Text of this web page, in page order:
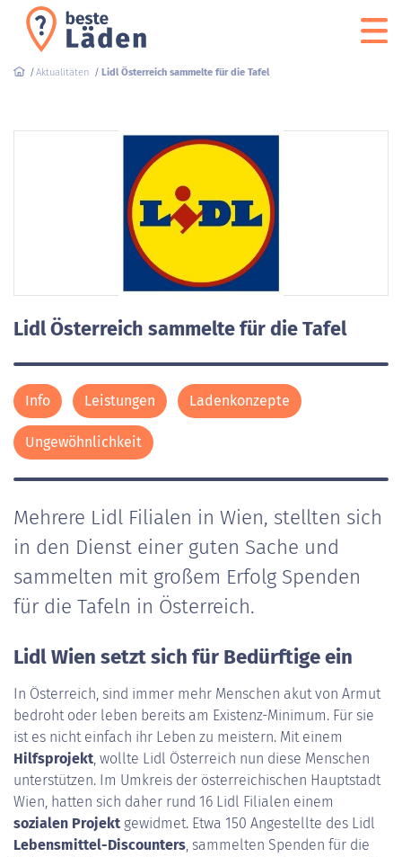
Aktualitäten Lidl Österreich sammelte für die Tafel
Lidl Österreich sammelte für die Tafel
Info Leistungen Ladenkonzepte
Ungewöhnlichkeit
Mehrere Lidl Filialen in Wien, stellten sich
in den Dienst einer guten Sache und
sammelten mit großem Erfolg Spenden
für die Tafeln in Österreich.
Lidl Wien setzt sich für Bedürftige ein
In Österreich, sind immer mehr Menschen akut von Armut
bedroht oder leben bereits am Existenz-Minimum. Für sie
ist es nicht einfach ihr Leben zu meistern. Mit einem
Hilfsprojekt, wollte Lidl Österreich nun diese Menschen
unterstützen. Im Umkreis der österreichischen Hauptstadt
Wien, hatten sich daher rund 16 Lidl Filialen einem
sozialen Projekt gewidmet. Etwa 150 Angestellte des Lidl
Lebensmittel-Discounters, sammelten Spenden für die